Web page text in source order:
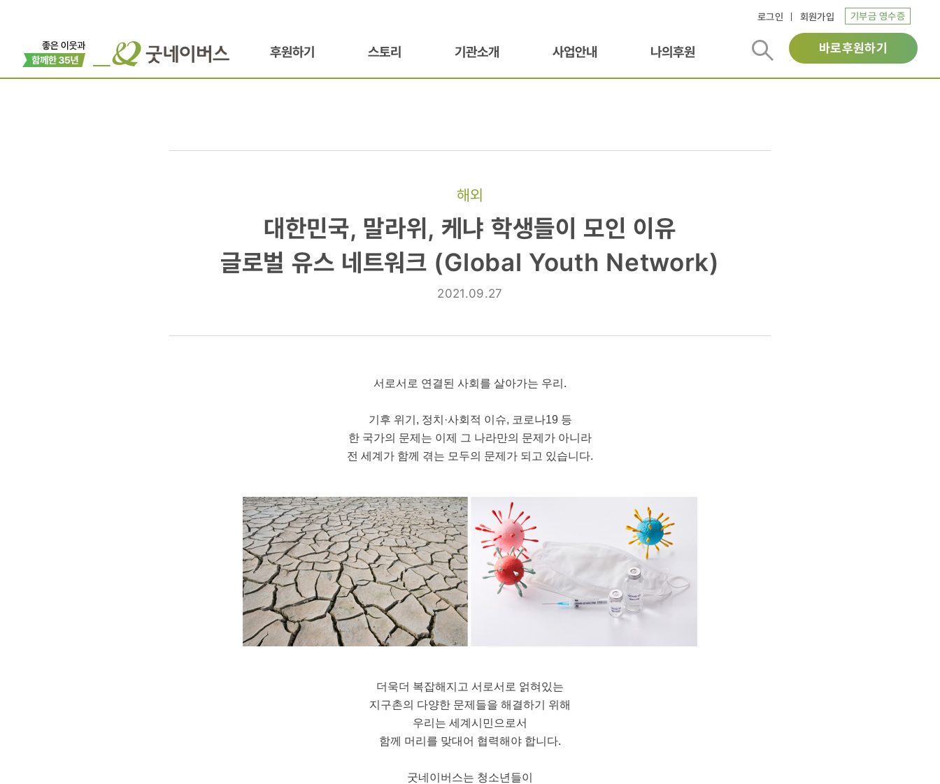
로그인 회원가입 기부금 영수증
후원하기 스토리 기관소개 사업안내 나의후원 바로후원하기
해외
대한민국,
말라위,
학생들이
네트워크
(Global
Youth
Network)
대한민국, 말라위, 케냐 학생들이 모인 이유
글로벌 유스 네트워크 (Global Youth Network)
2021.09.27
서로서로 연결된 사회를 살아가는 우리.
기후 위기, 정치·사회적 이슈, 코로나19 등
한 국가의 문제는 이제 그 나라만의 문제가 아니라
전 세계가 함께 겪는 모두의 문제가 되고 있습니다.
더욱더 복잡해지고 서로서로 얽혀있는
지구촌의 다양한 문제들을 해결하기 위해
우리는 세계시민으로서
함께 머리를 맞대어 협력해야 합니다.
굿네이버스는 청소년들이